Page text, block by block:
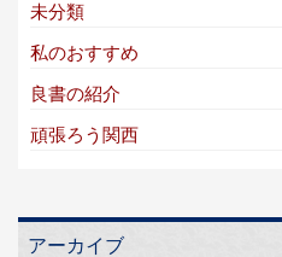
未分類
私のおすすめ
良書の紹介
頑張ろう関西
アーカイブ